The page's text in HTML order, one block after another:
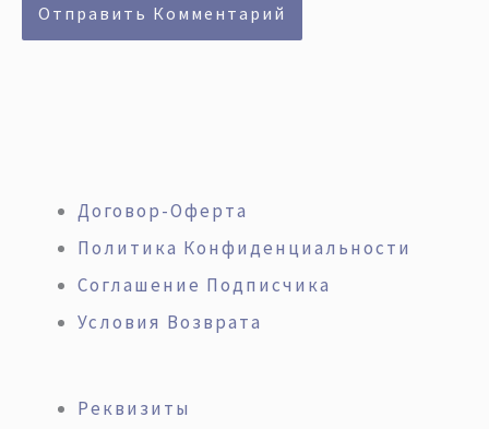
Договор-Оферта
Политика Конфиденциальности
Соглашение Подписчика
Условия Возврата
Реквизиты